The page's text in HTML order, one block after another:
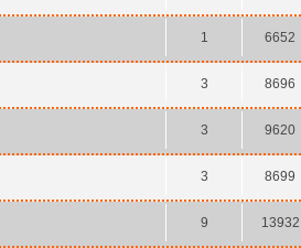
1 6652
3 8696
3 9620
3 8699
9 13932